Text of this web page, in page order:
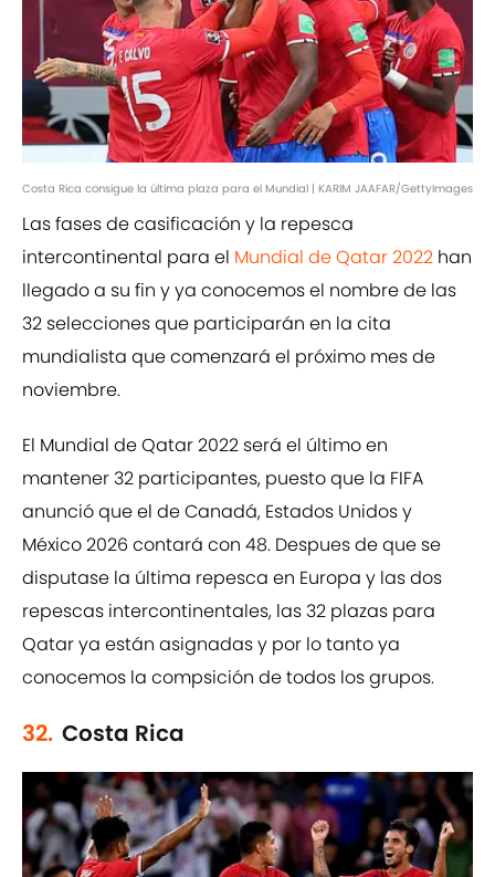
Costa Rica consigue la última plaza para el Mundial | KARIM JAAFAR/GettyImages
Las fases de casificación y la repesca
intercontinental para el Mundial de Qatar 2022 han
llegado a su fin y ya conocemos el nombre de las
32 selecciones que participarán en la cita
mundialista que comenzará el próximo mes de
noviembre.
El Mundial de Qatar 2022 será el último en
mantener 32 participantes, puesto que la FIFA
anunció que el de Canadá, Estados Unidos y
México 2026 contará con 48. Despues de que se
disputase la última repesca en Europa y las dos
repescas intercontinentales, las 32 plazas para
Qatar ya están asignadas y por lo tanto ya
conocemos la compsición de todos los grupos.
32. Costa Rica